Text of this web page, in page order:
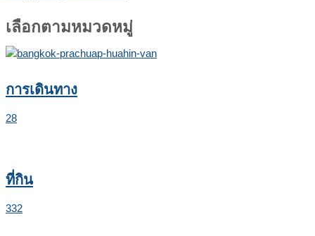
เลือกตามหมวดหมู่
การเดินทาง
28
ที่กิน
332